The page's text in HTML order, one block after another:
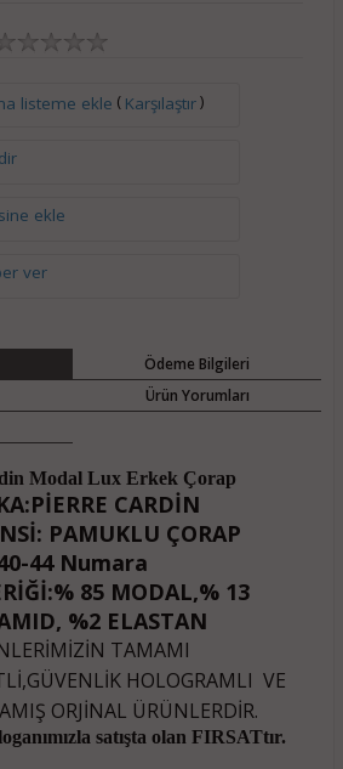
listeme ekle ( Karşılaştır)
ekle
ver
Ödeme Bilgileri
Ürün Yorumları
Modal Lux Erkek Çorap
CARDİN
PAMUKLU ÇORAP
44 Numara
85 MODAL,% 13
%2 ELASTAN
TAMAMI
HOLOGRAMLI VE
ORJİNAL ÜRÜNLERDİR.
satışta olan FIRSATtır.